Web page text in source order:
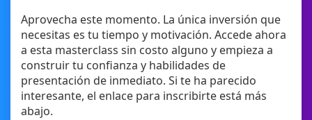
Aprovecha este momento. La única inversión que
necesitas es tu tiempo y motivación. Accede ahora
a esta masterclass sin costo alguno y empieza a
construir tu confianza y habilidades de
presentación de inmediato. Si te ha parecido
interesante, el enlace para inscribirte está más
abajo.